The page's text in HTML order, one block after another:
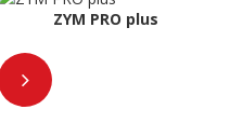
ZYM PRO plus